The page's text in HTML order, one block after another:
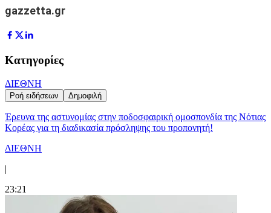
gazzetta.gr
Κατηγορίες
ΔΙΕΘΝΗ
Ροή ειδήσεων Δημοφιλή
Έρευνα της αστυνομίας στην ποδοσφαιρική ομοσπονδία της Νότιας
Κορέας για τη διαδικασία πρόσληψης του προπονητή!
ΔΙΕΘΝΗ
|
23:21